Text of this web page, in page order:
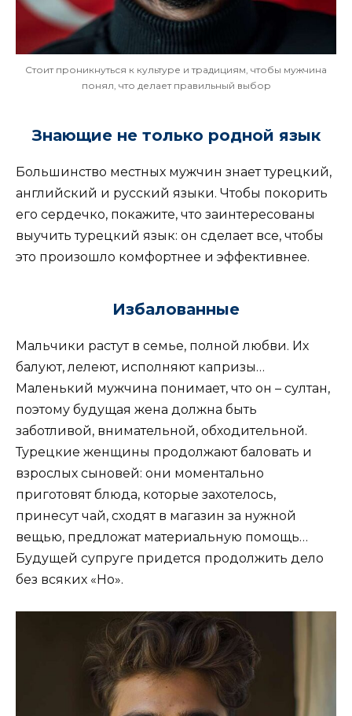
Стоит проникнуться к культуре и традициям, чтобы мужчина
понял, что делает правильный выбор
Знающие не только родной язык
Большинство местных мужчин знает турецкий,
английский и русский языки. Чтобы покорить
его сердечко, покажите, что заинтересованы
выучить турецкий язык: он сделает все, чтобы
это произошло комфортнее и эффективнее.
Избалованные
Мальчики растут в семье, полной любви. Их
балуют, лелеют, исполняют капризы…
Маленький мужчина понимает, что он – султан,
поэтому будущая жена должна быть
заботливой, внимательной, обходительной.
Турецкие женщины продолжают баловать и
взрослых сыновей: они моментально
приготовят блюда, которые захотелось,
принесут чай, сходят в магазин за нужной
вещью, предложат материальную помощь…
Будущей супруге придется продолжить дело
без всяких «Но».